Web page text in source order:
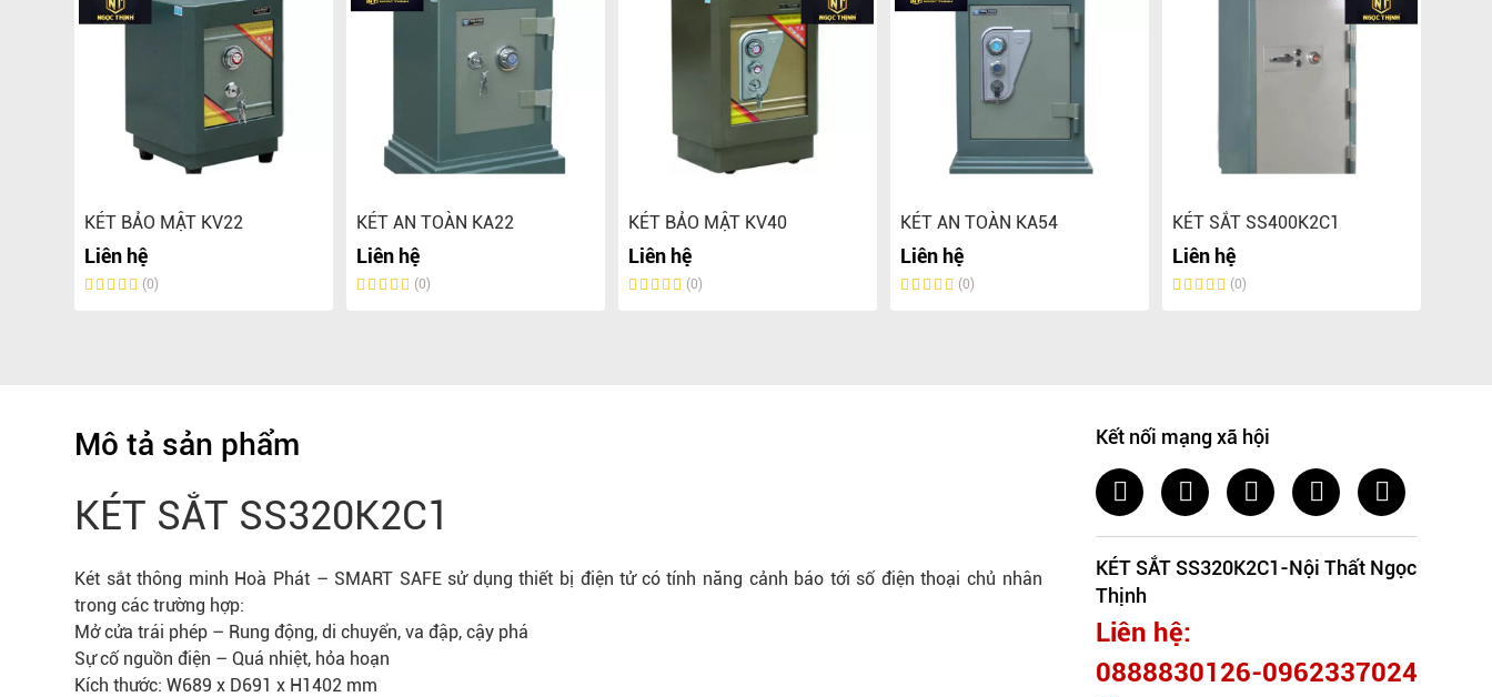
KÉT BẢO MẬT KV22
Liên hệ
(0)
KÉT AN TOÀN KA22
Liên hệ
(0)
KÉT BẢO MẬT KV40
Liên hệ
(0)
KÉT AN TOÀN KA54
Liên hệ
(0)
KÉT SẮT SS400K2C1
Liên hệ
(0)
Mô tả sản phẩm
KÉT SẮT SS320K2C1
Két sắt thông minh Hoà Phát – SMART SAFE sử dụng thiết bị điện tử có tính năng cảnh báo tới số điện thoại chủ nhân
trong các trường hợp:
Mở cửa trái phép – Rung động, di chuyển, va đập, cậy phá
Sự cố nguồn điện – Quá nhiệt, hỏa hoạn
Kích thước: W689 x D691 x H1402 mm
Kết nối mạng xã hội
KÉT SẮT SS320K2C1-Nội Thất Ngọc
Thịnh
Liên hệ:
0888830126-0962337024